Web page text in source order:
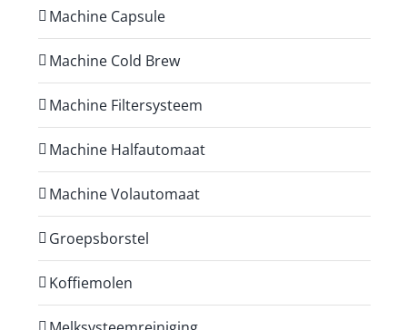
Machine Capsule
Machine Cold Brew
Machine Filtersysteem
Machine Halfautomaat
Machine Volautomaat
Groepsborstel
Koffiemolen